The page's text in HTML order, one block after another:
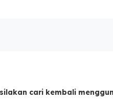
cari kembali